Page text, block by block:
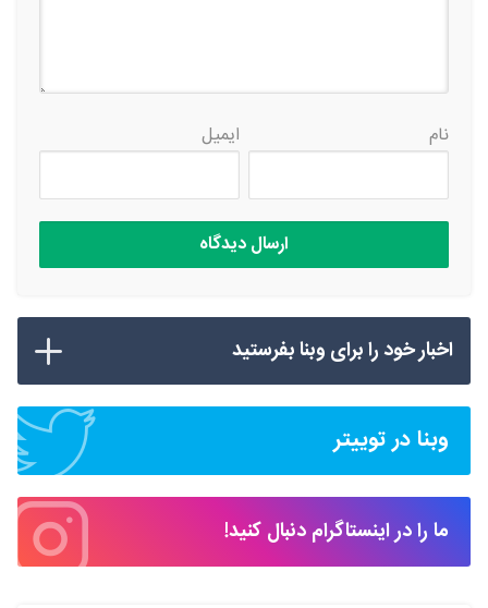
نام ایمیل
اخبار خود را برای وبنا بفرستید
وبنا در توییتر
ما را در اینستاگرام دنبال کنید!